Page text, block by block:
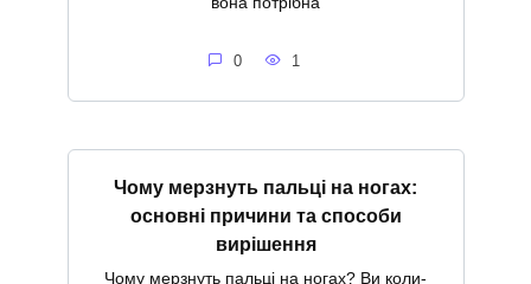
0 1
Чому мерзнуть пальці на ногах:
основні причини та способи
вирішення
Чому мерзнуть пальці на ногах? Ви коли-